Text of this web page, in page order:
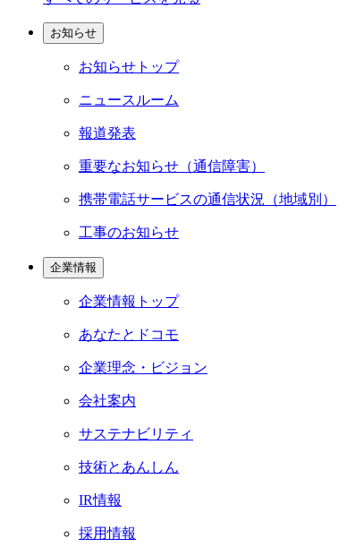
お知らせ
お知らせトップ
ニュースルーム
報道発表
重要なお知らせ（通信障害）
携帯電話サービスの通信状況（地域別）
工事のお知らせ
企業情報
企業情報トップ
あなたとドコモ
企業理念・ビジョン
会社案内
サステナビリティ
技術とあんしん
IR情報
採用情報